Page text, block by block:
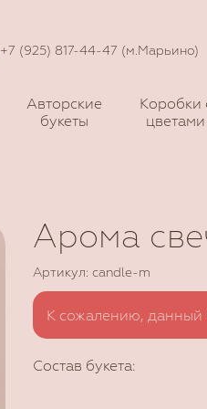
+7 (925) 817-44-47 (м.Марьино)
Авторские
букеты
Коробки
цветами
Арома
Артикул: candle-m
К сожалению, данный
Состав букета: